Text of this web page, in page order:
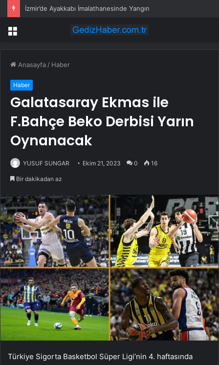
İzmir’de Ayakkabı İmalathanesinde Yangın
Menü
Anasayfa / Haber
Haber
Galatasaray Ekmas ile
F.Bahçe Beko Derbisi Yarın
Oynanacak
YUSUF SUNGAR Ekim 21, 2023 0 16
Bir dakikadan az
Türkiye Sigorta Basketbol Süper Ligi’nin 4. haftasında